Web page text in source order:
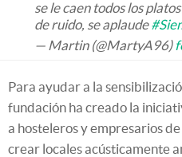
se le caen todos los
de ruido, se aplaude
— Martin (@MartyA96)
Para ayudar a la
fundación ha creado la
a hosteleros y empresarios
crear locales acústicamente